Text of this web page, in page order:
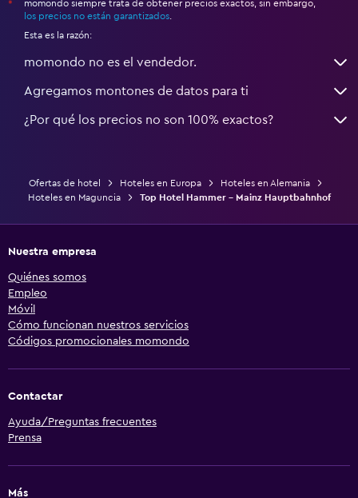
*
momondo siempre trata de obtener precios exactos, sin embargo,
los precios no están garantizados
Esta es la razón:
momondo no es el vendedor.
Agregamos montones de datos para ti
¿Por qué los precios no son 100% exactos?
Ofertas de hotel Hoteles en Europa
Hoteles en Alemania
Hoteles en Maguncia
Top Hotel Hammer - Mainz Hauptbahnhof
Nuestra empresa
Quiénes somos
Empleo
Móvil
Cómo funcionan nuestros servicios
Códigos promocionales momondo
Contactar
Ayuda/Preguntas frecuentes
Prensa
Más